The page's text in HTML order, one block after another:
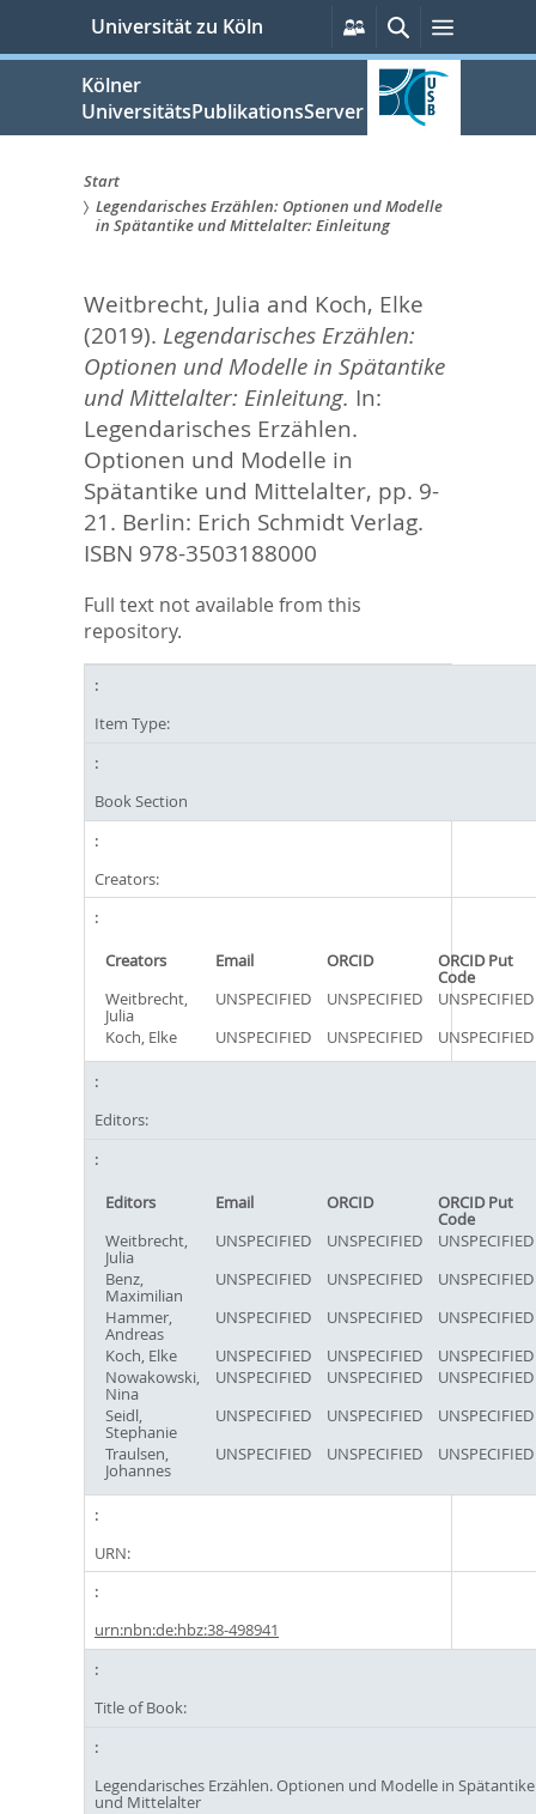
springen
Universität zu Köln
Persönliche
Services
Suche
Kölner
UniversitätsPublikationsServer
Sie
hier:
Start
Legendarisches Erzählen: Optionen und Modelle
in Spätantike und Mittelalter: Einleitung
Weitbrecht, Julia and Koch, Elke
(2019). Legendarisches Erzählen:
Optionen und Modelle in Spätantike
und Mittelalter: Einleitung. In:
Legendarisches Erzählen.
Optionen und Modelle in
Spätantike und Mittelalter, pp. 9-
21. Berlin: Erich Schmidt Verlag.
ISBN 978-3503188000
Full text not available from this
repository.
Item Type:
Book Section
Creators:
Creators Email ORCID ORCID Put
Code
Weitbrecht,
Julia
UNSPECIFIED UNSPECIFIED
UNSPECIFIED
Koch, Elke
UNSPECIFIED UNSPECIFIED UNSPECIFIED
Editors:
Editors Email ORCID ORCID Put
Code
Weitbrecht,
Julia
UNSPECIFIED UNSPECIFIED
UNSPECIFIED
Benz,
Maximilian
UNSPECIFIED UNSPECIFIED
UNSPECIFIED
Hammer,
Andreas
UNSPECIFIED UNSPECIFIED
UNSPECIFIED
Koch, Elke
UNSPECIFIED UNSPECIFIED
UNSPECIFIED
Nowakowski,
Nina
UNSPECIFIED UNSPECIFIED
UNSPECIFIED
Seidl,
Stephanie
UNSPECIFIED UNSPECIFIED
UNSPECIFIED
Traulsen,
Johannes
UNSPECIFIED UNSPECIFIED UNSPECIFIED
URN:
urn:nbn:de:hbz:38-498941
Title of Book:
Legendarisches Erzählen. Optionen und Modelle in Spätantike
und Mittelalter